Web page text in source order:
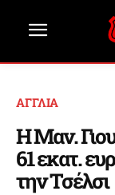
ΑΓΓΛΙΑ
Η Μαν.
61 εκατ.
την Τσέλσι